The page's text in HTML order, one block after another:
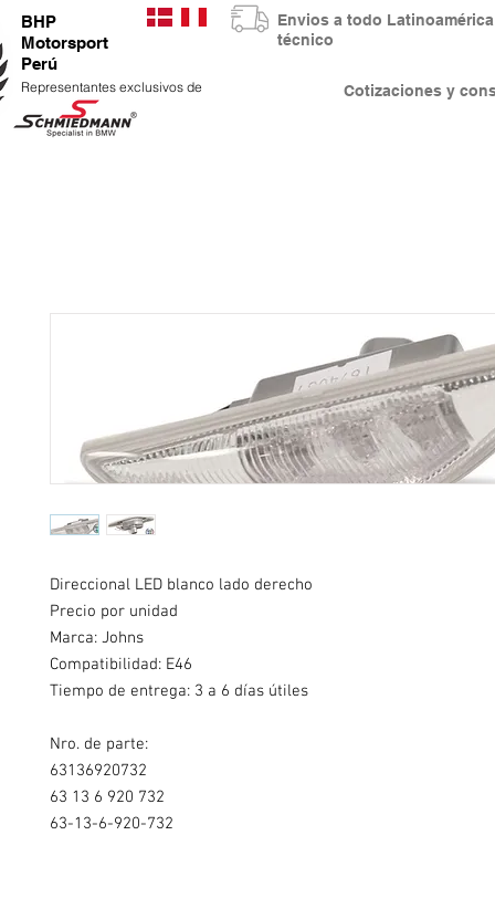
BHP
Motorsport
Perú
Representantes exclusivos de Cotizaciones y
Envios a todo
técnico
Direccional LED blanco lado derecho
Precio por unidad
Marca: Johns
Compatibilidad: E46
Tiempo de entrega: 3 a 6 días útiles
Nro. de parte:
63136920732
63 13 6 920 732
63-13-6-920-732